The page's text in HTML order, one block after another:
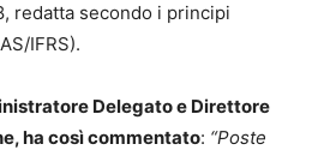
redatta secondo i principi
IFRS).
Delegato e Direttore
ha così commentato: “Poste